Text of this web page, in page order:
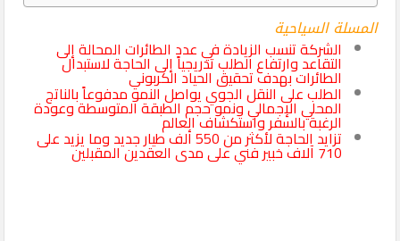
المسلة السياحية
الشركة تنسب الزيادة في عدد الطائرات المحالة إلى
التقاعد وارتفاع الطلب تدريجياً إلى الحاجة لاستبدال
الطائرات بهدف تحقيق الحياد الكربوني
الطلب على النقل الجوي يواصل النمو مدفوعاً بالناتج
المحلي الإجمالي ونمو حجم الطبقة المتوسطة وعودة
الرغبة بالسفر واستكشاف العالم
تزايد الحاجة لأكثر من 550 ألف طيار جديد وما يزيد على
710 آلاف خبير فني على مدى العقدين المقبلين